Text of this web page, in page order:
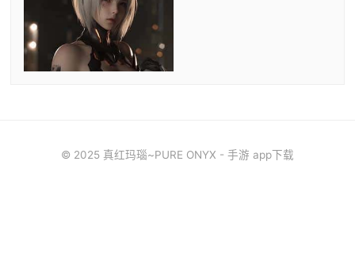
© 2025 真红玛瑙~PURE ONYX - 手游 app下载